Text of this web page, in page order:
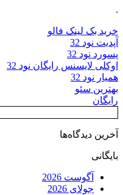
.
خرید بک لینک فالو
آپدیت نود 32
پسورد نود 32
اوکلی لایسنس رایگان نود 32
همیار نود 32
بهترین سئو
رایگان
آخرین دیدگاه‌ها
بایگانی
آگوست 2026
جولای 2026